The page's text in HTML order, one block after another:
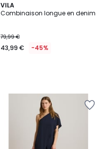
VILA
Combinaison longue en denim
79,99 €
43,99 € -45%